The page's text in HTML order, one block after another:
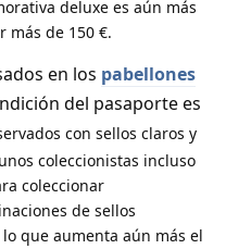
deluxe es aún más
más de 150 €.
en los pabellones
del pasaporte es
con sellos claros y
coleccionistas incluso
coleccionar
de sellos
que aumenta aún más el